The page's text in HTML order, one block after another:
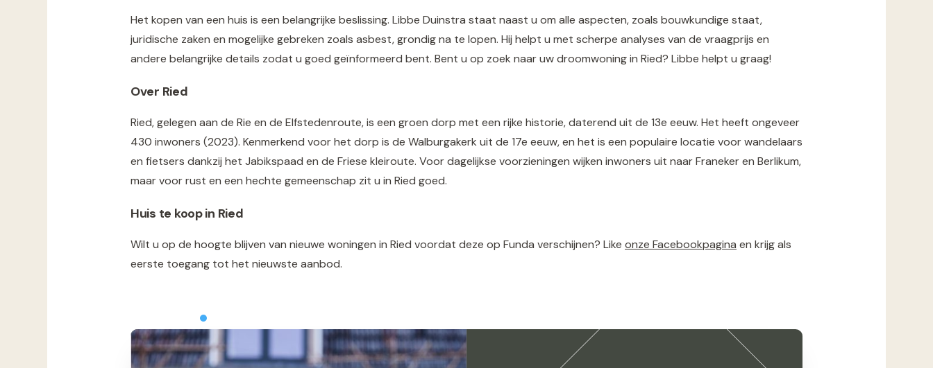
Het kopen van een huis is een belangrijke beslissing. Libbe Duinstra staat naast u om alle aspecten, zoals bouwkundige staat,
juridische zaken en mogelijke gebreken zoals asbest, grondig na te lopen. Hij helpt u met scherpe analyses van de vraagprijs en
andere belangrijke details zodat u goed geïnformeerd bent. Bent u op zoek naar uw droomwoning in Ried? Libbe helpt u graag!
Over Ried
Ried, gelegen aan de Rie en de Elfstedenroute, is een groen dorp met een rijke historie, daterend uit de 13e eeuw. Het heeft ongeveer
430 inwoners (2023). Kenmerkend voor het dorp is de Walburgakerk uit de 17e eeuw, en het is een populaire locatie voor wandelaars
en fietsers dankzij het Jabikspaad en de Friese kleiroute. Voor dagelijkse voorzieningen wijken inwoners uit naar Franeker en Berlikum,
maar voor rust en een hechte gemeenschap zit u in Ried goed.
Huis te koop in Ried
Wilt u op de hoogte blijven van nieuwe woningen in Ried voordat deze op Funda verschijnen? Like onze Facebookpagina en krijg als
eerste toegang tot het nieuwste aanbod.